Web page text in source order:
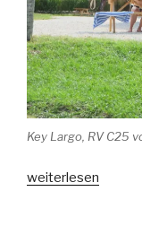
Key Largo, RV C25
„Flashback:
weiterlesen